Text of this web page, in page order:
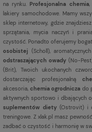
na rynku. Profesjonalna chemia,
lakiery samochodowe. Mamy
sklep internetowy, gdzie
sprzątania, mycia naczyń i
czystość. Ponadto oferujemy
osobistej (Scholl), aromatycznych
odstraszających owady(No-
(Brit), Twoich ukochanych
dostarczając profesjonalną
akcesoria,chemia ogrodnicza do
aktywnych sportowo i dbających
suplementów diety (Ostrovit) i
treningowe. Z xlak.pl masz
zadbać o czystość i harmonię w